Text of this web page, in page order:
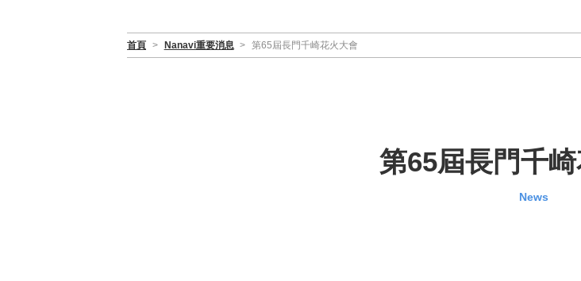
首頁 > Nanavi重要消息 > 第65屆長門千崎花火大會
第65屆長門千
News